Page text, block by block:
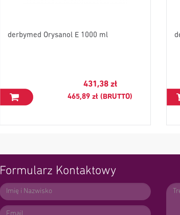
derbymed Orysanol E 1000 ml
431,38 zł
465,89 zł (BRUTTO)
Formularz Kontaktowy